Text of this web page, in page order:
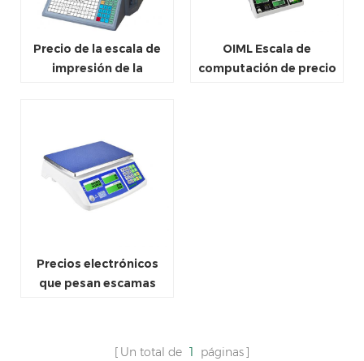
Precio de la escala de
impresión de la
OIML Escala de
computación de precio
Precios electrónicos
que pesan escamas
Un total de 1 páginas